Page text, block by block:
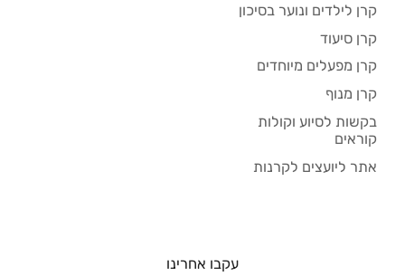
קרן לילדים ונוער בסיכון
קרן סיעוד
קרן מפעלים מיוחדים
קרן מנוף
בקשות לסיוע וקולות
קוראים
אתר ליועצים לקרנות
עקבו אחרינו